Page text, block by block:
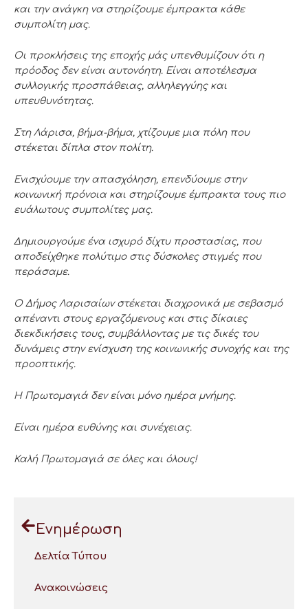
και την ανάγκη να στηρίζουμε έμπρακτα κάθε
συμπολίτη μας.
Οι προκλήσεις της εποχής μάς υπενθυμίζουν ότι η
πρόοδος δεν είναι αυτονόητη. Είναι αποτέλεσμα
συλλογικής προσπάθειας, αλληλεγγύης και
υπευθυνότητας.
Στη Λάρισα, βήμα-βήμα, χτίζουμε μια πόλη που
στέκεται δίπλα στον πολίτη.
Ενισχύουμε την απασχόληση, επενδύουμε στην
κοινωνική πρόνοια και στηρίζουμε έμπρακτα τους πιο
ευάλωτους συμπολίτες μας.
Δημιουργούμε ένα ισχυρό δίχτυ προστασίας, που
αποδείχθηκε πολύτιμο στις δύσκολες στιγμές που
περάσαμε.
Ο Δήμος Λαρισαίων στέκεται διαχρονικά με σεβασμό
απέναντι στους εργαζόμενους και στις δίκαιες
διεκδικήσεις τους, συμβάλλοντας με τις δικές του
δυνάμεις στην ενίσχυση της κοινωνικής συνοχής και της
προοπτικής.
Η Πρωτομαγιά δεν είναι μόνο ημέρα μνήμης.
Είναι ημέρα ευθύνης και συνέχειας.
Καλή Πρωτομαγιά σε όλες και όλους!
Ενημέρωση
Δελτία Τύπου
Ανακοινώσεις